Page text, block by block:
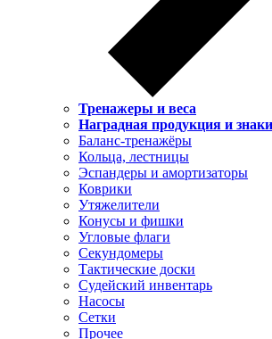
Тренажеры и веса
Наградная продукция и
Баланс-тренажёры
Кольца, лестницы
Эспандеры и амортизаторы
Коврики
Утяжелители
Конусы и фишки
Угловые флаги
Секундомеры
Тактические доски
Судейский инвентарь
Насосы
Сетки
Прочее